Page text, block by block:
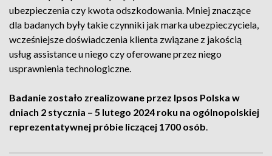
ubezpieczenia czy kwota odszkodowania. Mniej znaczące
dla badanych były takie czynniki jak marka ubezpieczyciela,
wcześniejsze doświadczenia klienta związane z jakością
usług assistance u niego czy oferowane przez niego
usprawnienia technologiczne.
Badanie zostało zrealizowane przez Ipsos Polska w
dniach 2 stycznia – 5 lutego 2024 roku na ogólnopolskiej
reprezentatywnej próbie liczącej 1700 osób.